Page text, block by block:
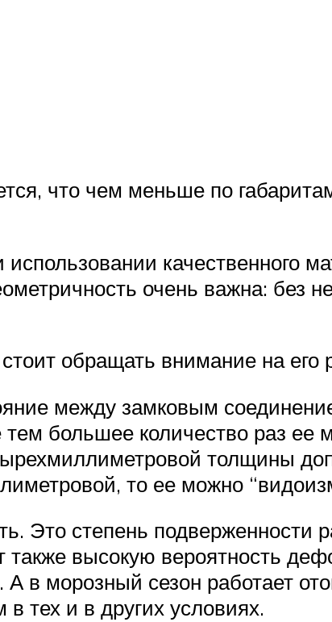
что чем меньше по
качественного
очень важна: без
обращать внимание на его
между замковым
тем большее количество раз
толщины
то ее можно
Это степень
также высокую вероятность
в морозный сезон работает
тех и в других условиях.